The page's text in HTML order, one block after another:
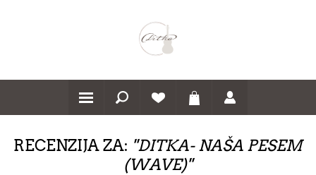
RECENZIJA ZA: DITKA- NAŠA PESEM
(WAVE)